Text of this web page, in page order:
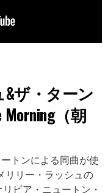
ザ・ターン
（朝
トンによる同曲が使
リリー・ラッシュの
ビア・ニュートン・